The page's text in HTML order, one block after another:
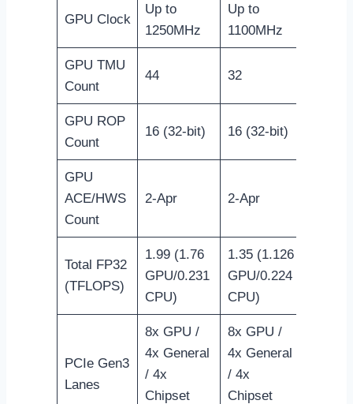
GPU Clock
Up to
1250MHz
Up to
1100MHz
GPU TMU
Count
44 32
GPU ROP
Count
16 (32-bit) 16 (32-bit)
GPU
ACE/HWS
Count
2-Apr 2-Apr
Total FP32
(TFLOPS)
1.99 (1.76
GPU/0.231
CPU)
1.35 (1.126
GPU/0.224
CPU)
PCIe Gen3
Lanes
8x GPU /
4x General
/ 4x
Chipset
8x GPU /
4x General
/ 4x
Chipset